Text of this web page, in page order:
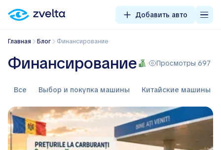
Добавить авто
Главная Блог Финансирование
Финансирование Просмотры 697
Все Выбор и покупка машины Китайские машины